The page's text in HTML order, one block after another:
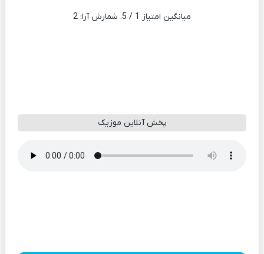
میانگین امتیاز 1 / 5. شمارش آرا: 2
پخش آنلاین موزیک